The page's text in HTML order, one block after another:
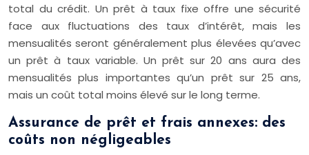
total du crédit. Un prêt à taux fixe offre une sécurité
face aux fluctuations des taux d’intérêt, mais les
mensualités seront généralement plus élevées qu’avec
un prêt à taux variable. Un prêt sur 20 ans aura des
mensualités plus importantes qu’un prêt sur 25 ans,
mais un coût total moins élevé sur le long terme.
Assurance de prêt et frais annexes: des
coûts non négligeables